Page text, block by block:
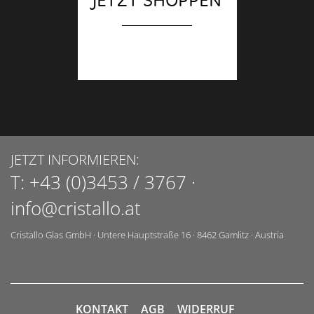
JETZT INFORMIEREN:
T: +43 (0)3453 / 3767 ·
info@cristallo.at
Cristallo Glas GmbH · Untere Hauptstraße 16 · 8462Gamlitz · Austria
KONTAKT AGB WIDERRUF